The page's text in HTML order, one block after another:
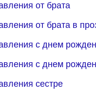
от брата
от брата в
с днем
с днем
сестре